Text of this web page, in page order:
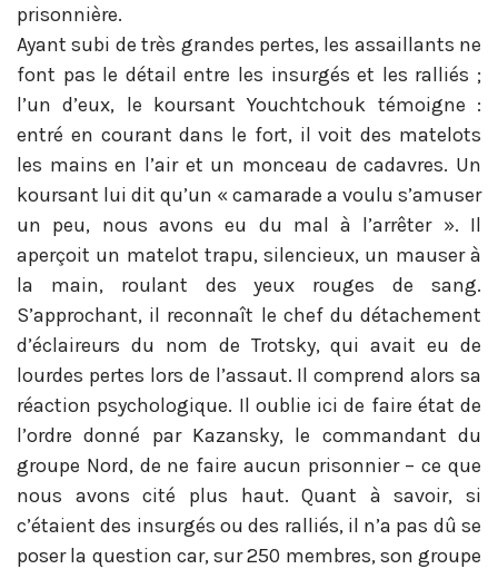
prisonnière.
Ayant subi de très grandes pertes, les assaillants ne
font pas le détail entre les insurgés et les ralliés ;
l’un d’eux, le koursant Youchtchouk témoigne :
entré en courant dans le fort, il voit des matelots
les mains en l’air et un monceau de cadavres. Un
koursant lui dit qu’un « camarade a voulu s’amuser
un peu, nous avons eu du mal à l’arrêter ». Il
aperçoit un matelot trapu, silencieux, un mauser à
la main, roulant des yeux rouges de sang.
S’approchant, il reconnaît le chef du détachement
d’éclaireurs du nom de Trotsky, qui avait eu de
lourdes pertes lors de l’assaut. Il comprend alors sa
réaction psychologique. Il oublie ici de faire état de
l’ordre donné par Kazansky, le commandant du
groupe Nord, de ne faire aucun prisonnier – ce que
nous avons cité plus haut. Quant à savoir, si
c’étaient des insurgés ou des ralliés, il n’a pas dû se
poser la question car, sur 250 membres, son groupe